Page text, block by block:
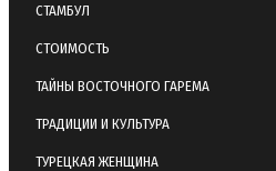
СТАМБУЛ
СТОИМОСТЬ
ТАЙНЫ ВОСТОЧНОГО ГАРЕМА
ТРАДИЦИИ И КУЛЬТУРА
ТУРЕЦКАЯ ЖЕНЩИНА